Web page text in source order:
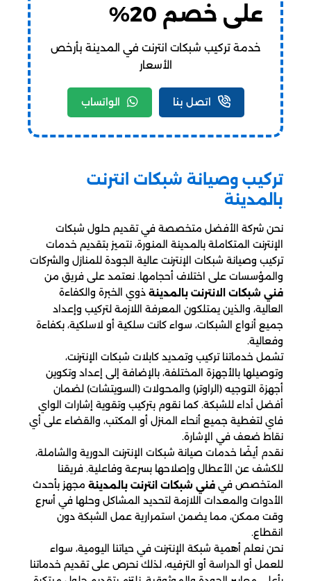
على خصم 20%
خدمة تركيب شبكات انترنت في المدينة بأرخص
الأسعار
اتصل بنا الواتساب
تركيب وصيانة شبكات انترنت
بالمدينة
نحن شركة الأفضل متخصصة في تقديم حلول شبكات
الإنترنت المتكاملة بالمدينة المنورة، نتميز بتقديم خدمات
تركيب وصيانة شبكات الإنترنت عالية الجودة للمنازل والشركات
والمؤسسات على اختلاف أحجامها. نعتمد على فريق من
فني شبكات الانترنت بالمدينة ذوي الخبرة والكفاءة
العالية، والذين يمتلكون المعرفة اللازمة لتركيب وإعداد
جميع أنواع الشبكات، سواء كانت سلكية أو لاسلكية، بكفاءة
وفعالية.
تشمل خدماتنا تركيب وتمديد كابلات شبكات الإنترنت،
وتوصيلها بالأجهزة المختلفة، بالإضافة إلى إعداد وتكوين
أجهزة التوجيه (الراوتر) والمحولات (السويتشات) لضمان
أفضل أداء للشبكة. كما نقوم بتركيب وتقوية إشارات الواي
فاي لتغطية جميع أنحاء المنزل أو المكتب، والقضاء على أي
نقاط ضعف في الإشارة.
نقدم أيضًا خدمات صيانة شبكات الإنترنت الدورية والشاملة،
للكشف عن الأعطال وإصلاحها بسرعة وفاعلية. فريقنا
المتخصص في فني شبكات انترنت بالمدينة مجهز بأحدث
الأدوات والمعدات اللازمة لتحديد المشاكل وحلها في أسرع
وقت ممكن، مما يضمن استمرارية عمل الشبكة دون
انقطاع.
نحن نعلم أهمية شبكة الإنترنت في حياتنا اليومية، سواء
للعمل أو الدراسة أو الترفيه، لذلك نحرص على تقديم خدماتنا